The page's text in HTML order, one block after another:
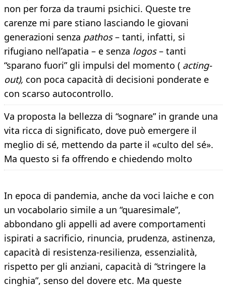
non per forza da traumi psichici. Queste tre
carenze mi pare stiano lasciando le giovani
generazioni senza pathos– tanti, infatti, si
rifugiano nell’apatia – e senza logos– tanti
“sparano fuori” gli impulsi del momento ( acting-
out), con poca capacità di decisioni ponderate e
con scarso autocontrollo.
Va proposta la bellezza di “sognare” in grande una
vita ricca di significato, dove può emergere il
meglio di sé, mettendo da parte il «culto del sé».
Ma questo si fa offrendo e chiedendo molto
In epoca di pandemia, anche da voci laiche e con
un vocabolario simile a un “quaresimale”,
abbondano gli appelli ad avere comportamenti
ispirati a sacrificio, rinuncia, prudenza, astinenza,
capacità di resistenza-resilienza, essenzialità,
rispetto per gli anziani, capacità di “stringere la
cinghia”, senso del dovere etc. Ma queste